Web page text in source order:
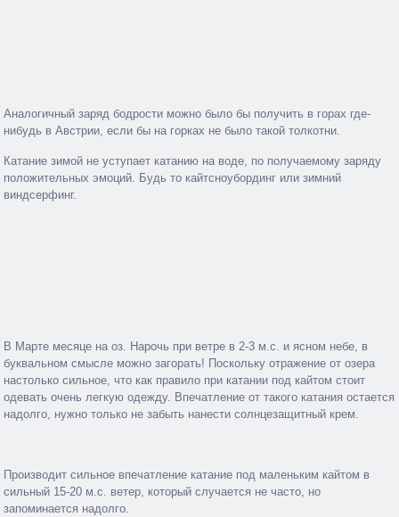
Аналогичный заряд бодрости можно было бы получить в горах где-
нибудь в Австрии, если бы на горках не было такой толкотни.
Катание зимой не уступает катанию на воде, по получаемому заряду
положительных эмоций. Будь то кайтсноубординг или зимний
виндсерфинг.
В Марте месяце на оз. Нарочь при ветре в 2-3 м.с. и ясном небе, в
буквальном смысле можно загорать! Поскольку отражение от озера
настолько сильное, что как правило при катании под кайтом стоит
одевать очень легкую одежду. Впечатление от такого катания остается
надолго, нужно только не забыть нанести солнцезащитный крем.
Производит сильное впечатление катание под маленьким кайтом в
сильный 15-20 м.с. ветер, который случается не часто, но
запоминается надолго.